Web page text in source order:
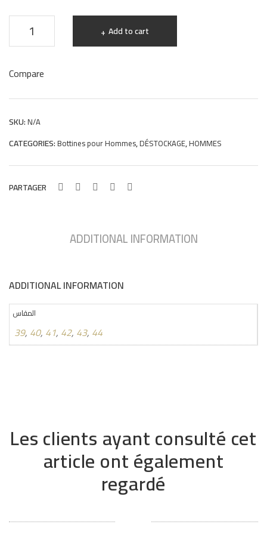
bottines
homme
cuir
noir
semelle
Hight
Quality
quantity
Add to cart
Compare
SKU: N/A
CATEGORIES: Bottines pour Hommes,DÉSTOCKAGE,HOMMES
PARTAGER
ADDITIONAL INFORMATION
ADDITIONAL INFORMATION
المقاس
39, 40, 41, 42, 43, 44
Les clients ayant consulté cet
article ont également
regardé